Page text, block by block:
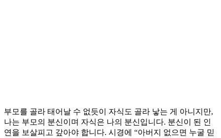
부모를 골라 태어날 수 없듯이 자식도 골라 낳는 게 아니지만,
나는 부모의 분신이며 자식은 나의 분신입니다. 분신이 된 인
연을 보살피고 갚아야 합니다. 시경에 “아버지 없으면 누굴 믿